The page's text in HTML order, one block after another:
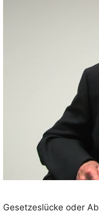
Gesetzeslücke oder